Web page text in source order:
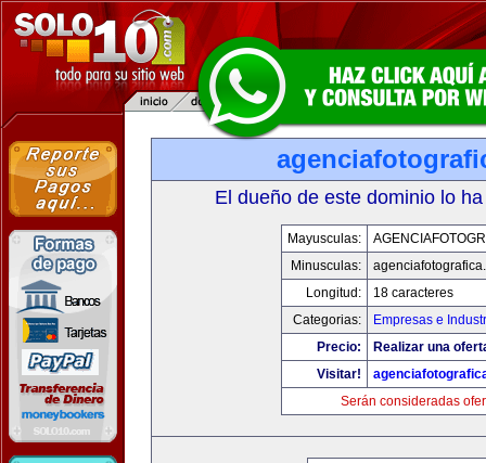
El dueño de este dominio lo
Mayusculas:
Minusculas:
Longitud:
18 caracteres
Categorias:
Empresas e
Precio:
Realizar una
Visitar!
Serán consideradas